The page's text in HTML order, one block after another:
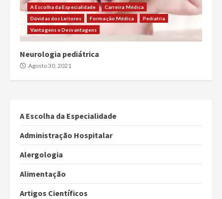
A Escolha da Especialidade
Carreira Médica
Dúvidas dos Leitores
Formação Médica
Pediatria
Vantagens e Desvantagens
Neurologia pediátrica
Agosto 30, 2021
A Escolha da Especialidade
Administração Hospitalar
Alergologia
Alimentação
Artigos Científicos